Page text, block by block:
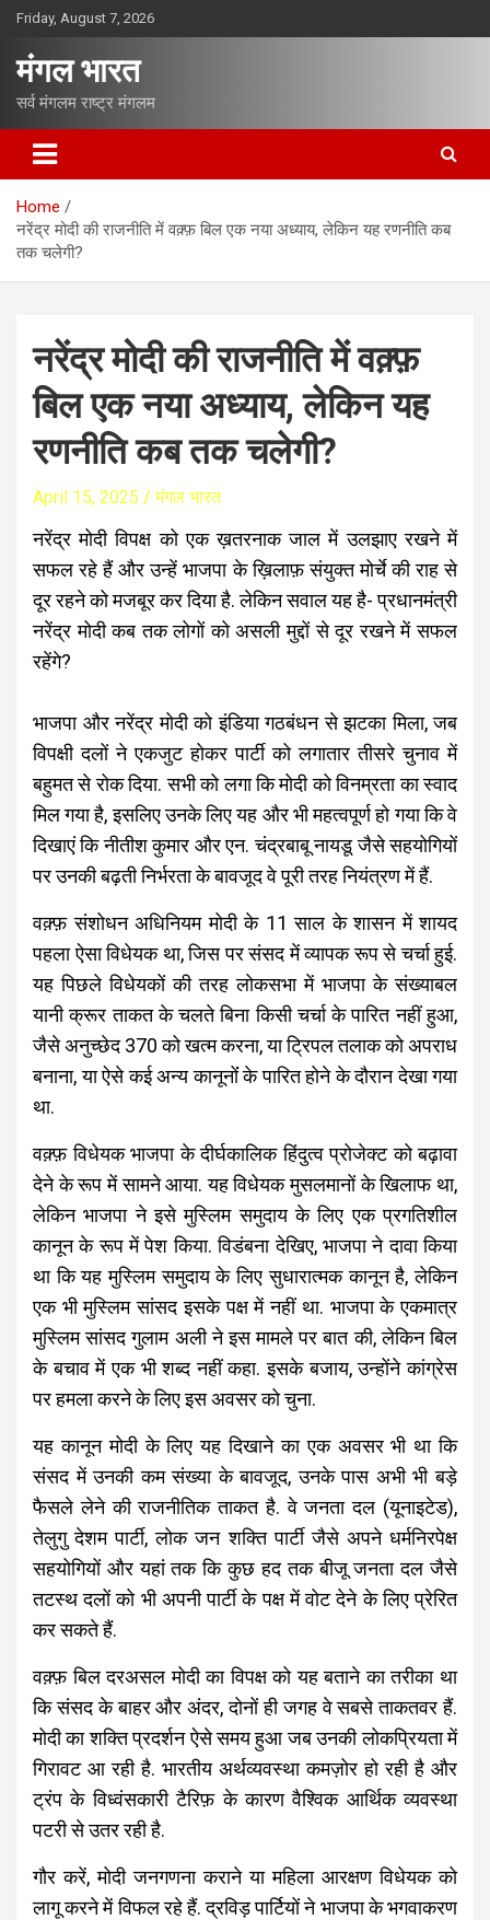
o
t
Friday, August 7, 2026
मंगल भारत
सर्व मंगलम राष्ट्र मंगलम
Home
नरेंद्र मोदी की राजनीति में वक़्फ़ बिल एक नया अध्याय, लेकिन यह रणनीति कब
तक चलेगी?
नरेंद्र मोदी की राजनीति में वक़्फ़
बिल एक नया अध्याय, लेकिन यह
रणनीति कब तक चलेगी?
April 15, 2025 मंगल भारत
नरेंद्र मोदी विपक्ष को एक ख़तरनाक जाल में उलझाए रखने में
सफल रहे हैं और उन्हें भाजपा के ख़िलाफ़ संयुक्त मोर्चे की राह से
दूर रहने को मजबूर कर दिया है. लेकिन सवाल यह है- प्रधानमंत्री
नरेंद्र मोदी कब तक लोगों को असली मुद्दों से दूर रखने में सफल
रहेंगे?
भाजपा और नरेंद्र मोदी को इंडिया गठबंधन से झटका मिला, जब
विपक्षी दलों ने एकजुट होकर पार्टी को लगातार तीसरे चुनाव में
बहुमत से रोक दिया. सभी को लगा कि मोदी को विनम्रता का स्वाद
मिल गया है, इसलिए उनके लिए यह और भी महत्वपूर्ण हो गया कि वे
दिखाएं कि नीतीश कुमार और एन. चंद्रबाबू नायडू जैसे सहयोगियों
पर उनकी बढ़ती निर्भरता के बावजूद वे पूरी तरह नियंत्रण में हैं.
वक़्फ़ संशोधन अधिनियम मोदी के 11 साल के शासन में शायद
पहला ऐसा विधेयक था, जिस पर संसद में व्यापक रूप से चर्चा हुई.
यह पिछले विधेयकों की तरह लोकसभा में भाजपा के संख्याबल
यानी क्रूर ताकत के चलते बिना किसी चर्चा के पारित नहीं हुआ,
जैसे अनुच्छेद 370 को खत्म करना, या ट्रिपल तलाक को अपराध
बनाना, या ऐसे कई अन्य कानूनोंं के पारित होने के दौरान देखा गया
था.
वक़्फ़ विधेयक भाजपा के दीर्घकालिक हिंदुत्व प्रोजेक्ट को बढ़ावा
देने के रूप में सामने आया. यह विधेयक मुसलमानों के खिलाफ था,
लेकिन भाजपा ने इसे मुस्लिम समुदाय के लिए एक प्रगतिशील
कानून के रूप में पेश किया. विडंबना देखिए, भाजपा ने दावा किया
था कि यह मुस्लिम समुदाय के लिए सुधारात्मक कानून है, लेकिन
एक भी मुस्लिम सांसद इसके पक्ष में नहीं था. भाजपा के एकमात्र
मुस्लिम सांसद गुलाम अली ने इस मामले पर बात की, लेकिन बिल
के बचाव में एक भी शब्द नहीं कहा. इसके बजाय, उन्होंने कांग्रेस
पर हमला करने के लिए इस अवसर को चुना.
यह कानून मोदी के लिए यह दिखाने का एक अवसर भी था कि
संसद में उनकी कम संख्या के बावजूद, उनके पास अभी भी बड़े
फैसले लेने की राजनीतिक ताकत है. वे जनता दल (यूनाइटेड),
तेलुगु देशम पार्टी, लोक जन शक्ति पार्टी जैसे अपने धर्मनिरपेक्ष
सहयोगियों और यहां तक ​​कि कुछ हद तक बीजू जनता दल जैसे
तटस्थ दलों को भी अपनी पार्टी के पक्ष में वोट देने के लिए प्रेरित
कर सकते हैं.
वक़्फ़ बिल दरअसल मोदी का विपक्ष को यह बताने का तरीका था
कि संसद के बाहर और अंदर, दोनों ही जगह वे सबसे ताकतवर हैं.
मोदी का शक्ति प्रदर्शन ऐसे समय हुआ जब उनकी लोकप्रियता में
गिरावट आ रही है. भारतीय अर्थव्यवस्था कमज़ोर हो रही है और
ट्रंप के विध्वंसकारी टैरिफ़ के कारण वैश्विक आर्थिक व्यवस्था
पटरी से उतर रही है.
गौर करें, मोदी जनगणना कराने या महिला आरक्षण विधेयक को
लागू करने में विफल रहे हैं. द्रविड़ पार्टियों ने भाजपा के भगवाकरण